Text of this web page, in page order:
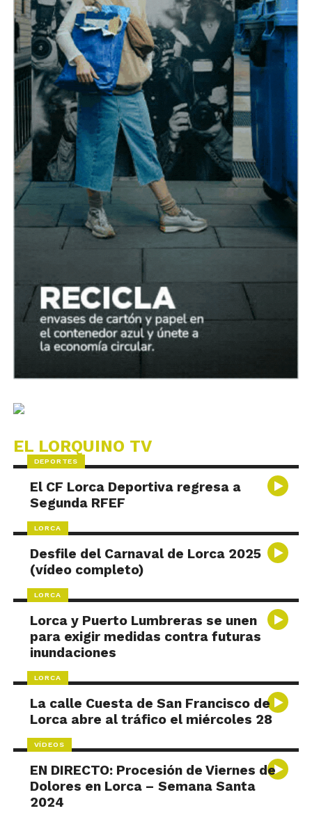
EL LORQUINO TV
DEPORTES
El CF Lorca Deportiva regresa a
Segunda RFEF
LORCA
Desfile del Carnaval de Lorca 2025
(vídeo completo)
LORCA
Lorca y Puerto Lumbreras se unen
para exigir medidas contra futuras
inundaciones
LORCA
La calle Cuesta de San Francisco de
Lorca abre al tráfico el miércoles 28
VÍDEOS
EN DIRECTO: Procesión de Viernes de
Dolores en Lorca – Semana Santa
2024